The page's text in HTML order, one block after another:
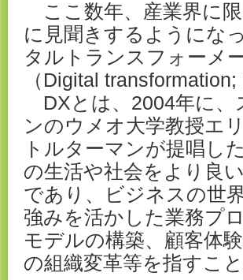
ここ数年、産業界に
に見聞きするようにな
タルトランスフォーメ
（Digital transformation;
DXとは、2004年に、
ンのウメオ大学教授エ
トルターマンが提唱し
の生活や社会をより良
であり、ビジネスの世
強みを活かした業務プ
モデルの構築、顧客体
の組織変革等を指すこ